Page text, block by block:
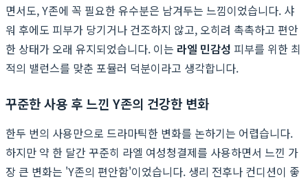
면서도, Y존에 꼭 필요한 유수분은 남겨두는 느낌이었습니다. 샤
워 후에도 피부가 당기거나 건조하지 않고, 오히려 촉촉하고 편안
한 상태가 오래 유지되었습니다. 이는 라엘 민감성 피부를 위한 최
적의 밸런스를 맞춘 포뮬러 덕분이라고 생각합니다.
꾸준한 사용 후 느낀 Y존의 건강한 변화
한두 번의 사용만으로 드라마틱한 변화를 논하기는 어렵습니다.
하지만 약 한 달간 꾸준히 라엘 여성청결제를 사용하면서 느낀 가
장 큰 변화는 'Y존의 편안함'이었습니다. 생리 전후나 컨디션이 좋